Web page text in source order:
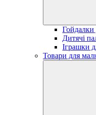
Гойдалки
Дитячі
Іграшки
Товари для